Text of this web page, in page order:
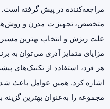
مراجعه‌کننده در پیش گرفته است.
متخصص، تجهیزات مدرن و
علت ریزش و انتخاب بهترین
مزایای متمایز آدری می‌توان به
هر فرد، استفاده از تکنیک‌های
اشاره کرد. همین عوامل باعث
مجموعه را به‌عنوان بهترین